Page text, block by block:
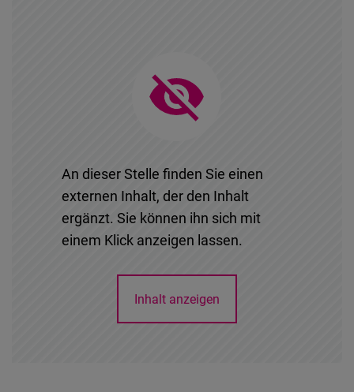
An dieser Stelle finden Sie einen
externen Inhalt, der den Inhalt
ergänzt. Sie können ihn sich mit
einem Klick anzeigen lassen.
Inhalt anzeigen